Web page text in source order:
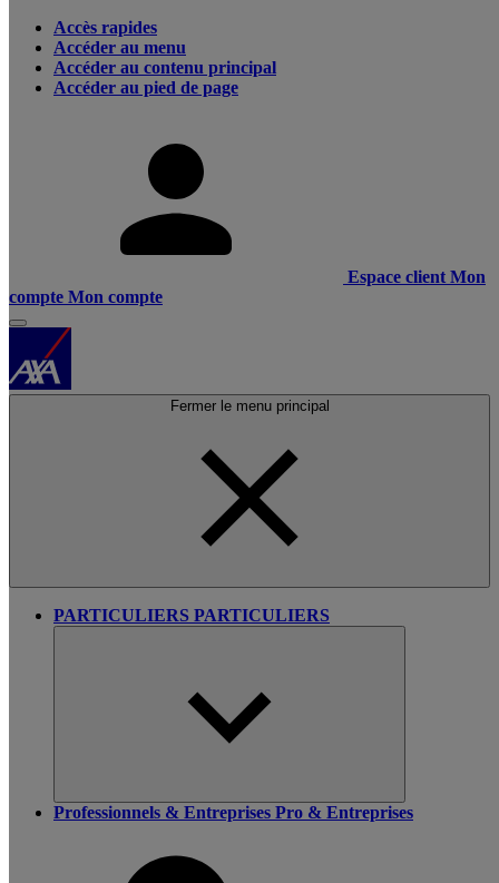
Accès rapides
Accéder au menu
Accéder au contenu principal
Accéder au pied de page
Espace client Mon
compte Mon compte
Fermer le menu principal
PARTICULIERS PARTICULIERS
Professionnels & Entreprises Pro & Entreprises